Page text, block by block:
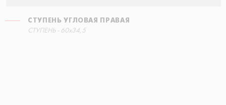
СТУПЕНЬ УГЛОВАЯ ПРАВАЯ
СТУПЕНЬ - 60x34,5